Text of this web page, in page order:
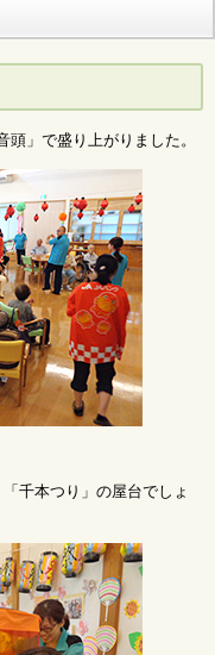
」で盛り上がりました。
千本つり」の屋台でしょ